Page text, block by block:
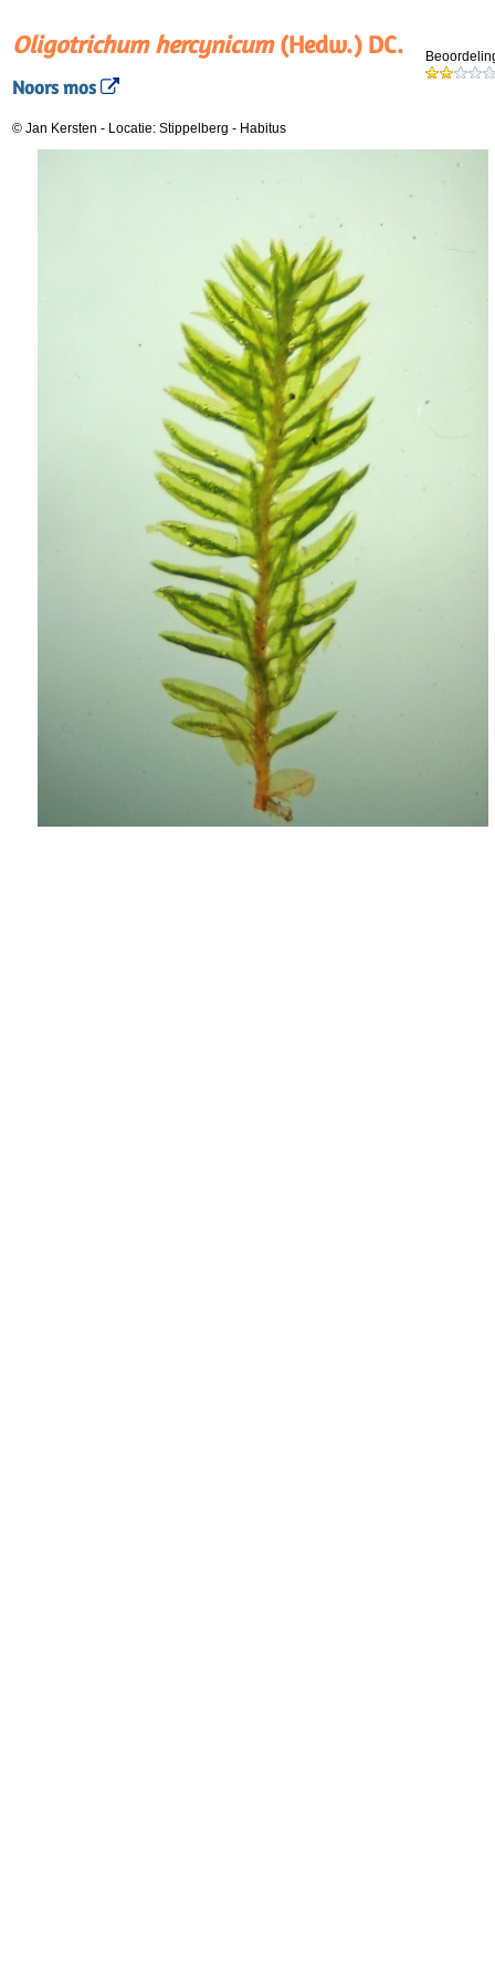
Oligotrichum hercynicum(Hedw.) DC.
Noors mos
© Jan Kersten - Locatie: Stippelberg - Habitus